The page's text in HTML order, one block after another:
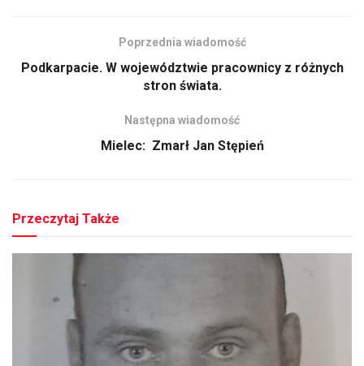
Poprzednia wiadomość
Podkarpacie. W województwie pracownicy z różnych
stron świata.
Następna wiadomość
Mielec: Zmarł Jan Stępień
Przeczytaj Także